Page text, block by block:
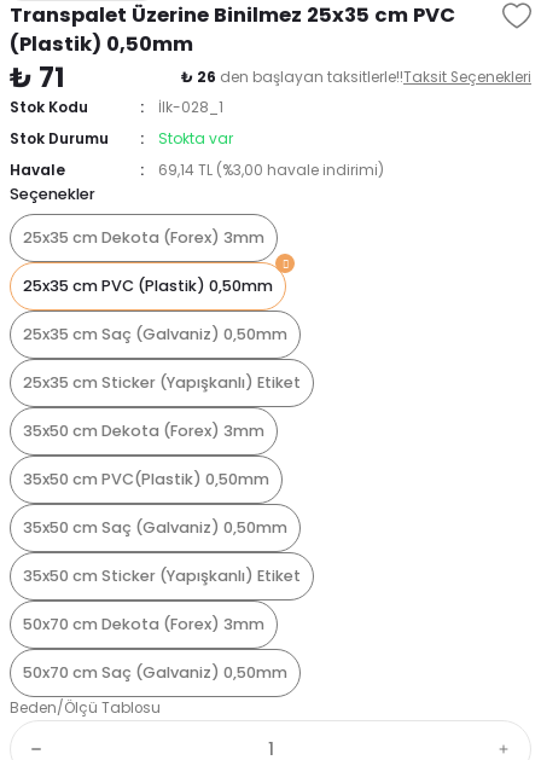
Transpalet Üzerine Binilmez 25x35 cm PVC
(Plastik) 0,50mm
₺ 71 ₺ 26 den başlayan taksitlerle!!Taksit Seçenekleri
Stok Kodu
İlk-028_1
Stok Durumu
Stokta var
Havale
69,14 TL (%3,00 havale indirimi)
Seçenekler
25x35 cm Dekota (Forex) 3mm
25x35 cm PVC (Plastik) 0,50mm
25x35 cm Saç (Galvaniz) 0,50mm
25x35 cm Sticker (Yapışkanlı) Etiket
35x50 cm Dekota (Forex) 3mm
35x50 cm PVC(Plastik) 0,50mm
35x50 cm Saç (Galvaniz) 0,50mm
35x50 cm Sticker (Yapışkanlı) Etiket
50x70 cm Dekota (Forex) 3mm
50x70 cm Saç (Galvaniz) 0,50mm
Beden/Ölçü Tablosu